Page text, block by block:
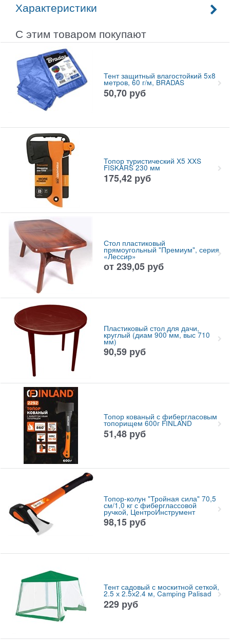
Характеристики
С этим товаром покупают
Тент защитный влагостойкий 5x8
метров, 60 г/м, BRADAS
50,70 руб
Топор туристический X5 XXS
FISKARS 230 мм
175,42 руб
Стол пластиковый
прямоугольный "Премиум", серия
«Лессир»
от 239,05 руб
Пластиковый стол для дачи,
круглый (диам 900 мм, выс 710
мм)
90,59 руб
Топор кованый с фибергласовым
топорищем 600г FINLAND
51,48 руб
Топор-колун "Тройная сила" 70,5
см/1,0 кг с фиберглассовой
ручкой, ЦентроИнструмент
98,15 руб
Тент садовый с москитной сеткой,
2.5 х 2.5х2.4 м, Camping Palisad
229 руб